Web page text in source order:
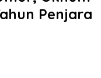
Penjara